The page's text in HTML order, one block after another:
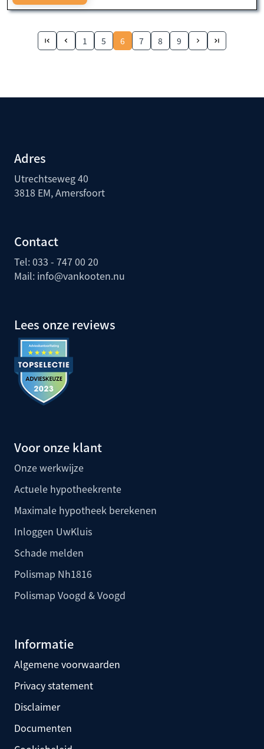
1 5 6 7 8 9
Adres
Utrechtseweg 40
3818 EM, Amersfoort
Contact
Tel: 033 - 747 00 20
Mail: info@vankooten.nu
Lees onze reviews
Voor onze klant
Onze werkwijze
Actuele hypotheekrente
Maximale hypotheek berekenen
Inloggen UwKluis
Schade melden
Polismap Nh1816
Polismap Voogd & Voogd
Informatie
Algemene voorwaarden
Privacy statement
Disclaimer
Documenten